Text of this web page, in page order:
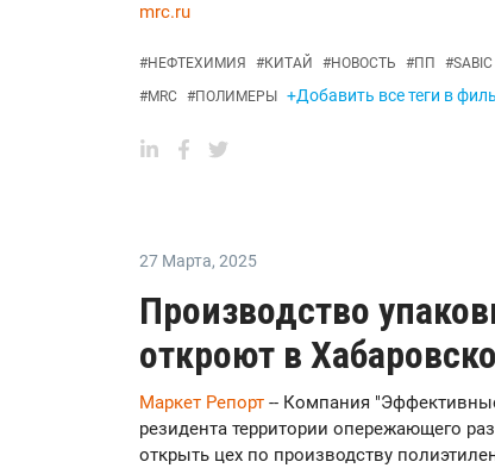
mrc.ru
#НЕФТЕХИМИЯ #КИТАЙ #НОВОСТЬ #ПП #SABIC
#MRC #ПОЛИМЕРЫ +Добавить все теги в
27 Марта, 2025
Производство
откроют в
Маркет Репорт -- Компания
резидента территории опережающего
открыть цех по производству